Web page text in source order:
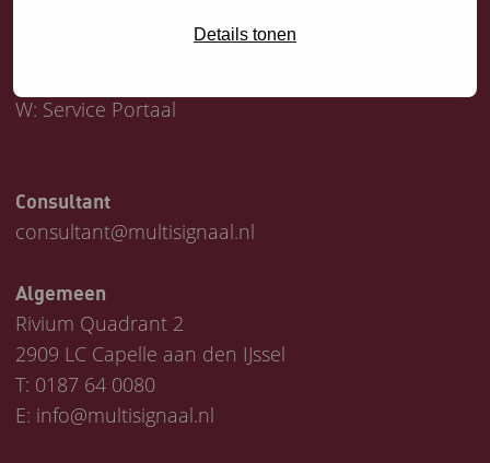
Details tonen
W: Service Portaal
Consultant
consultant@multisignaal.nl
Algemeen
Rivium Quadrant 2
2909 LC Capelle aan den IJssel
T: 0187 64 0080
E: info@multisignaal.nl